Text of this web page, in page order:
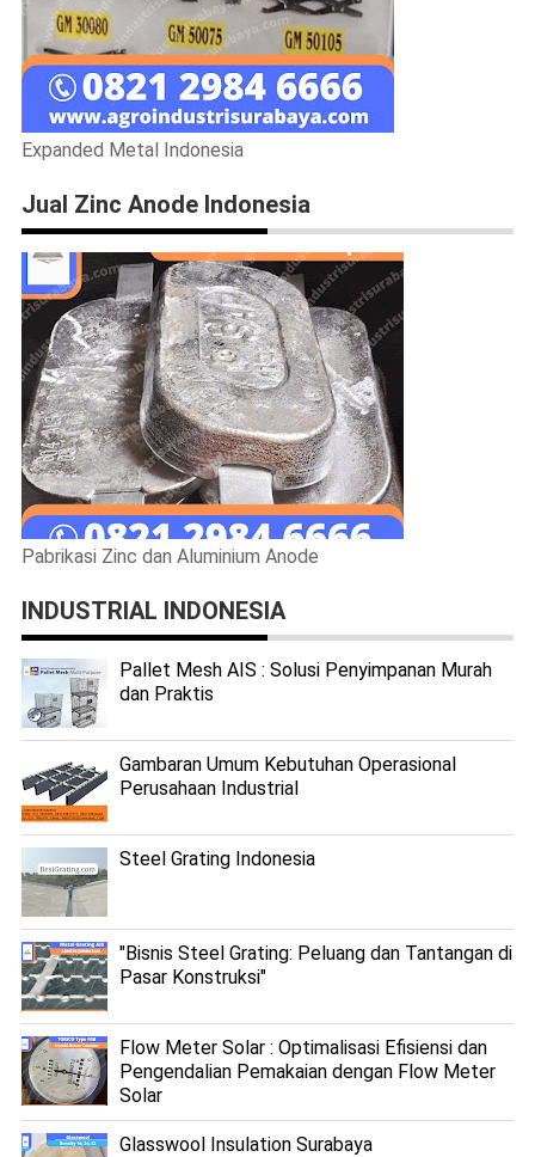
Expanded Metal Indonesia
Jual Zinc Anode Indonesia
Pabrikasi Zinc dan Aluminium Anode
INDUSTRIAL INDONESIA
Pallet Mesh AIS : Solusi Penyimpanan Murah
dan Praktis
Gambaran Umum Kebutuhan Operasional
Perusahaan Industrial
Steel Grating Indonesia
"Bisnis Steel Grating: Peluang dan Tantangan di
Pasar Konstruksi"
Flow Meter Solar : Optimalisasi Efisiensi dan
Pengendalian Pemakaian dengan Flow Meter
Solar
Glasswool Insulation Surabaya